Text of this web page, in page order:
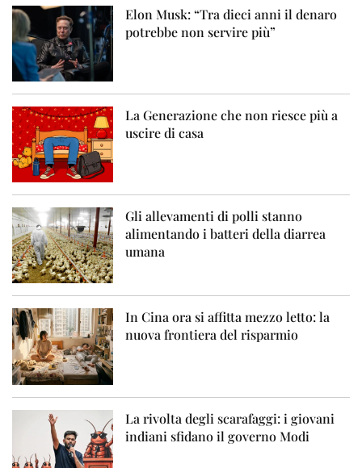
Elon Musk: “Tra dieci anni il denaro
potrebbe non servire più”
La Generazione che non riesce più a
uscire di casa
Gli allevamenti di polli stanno
alimentando i batteri della diarrea
umana
In Cina ora si affitta mezzo letto: la
nuova frontiera del risparmio
La rivolta degli scarafaggi: i giovani
indiani sfidano il governo Modi